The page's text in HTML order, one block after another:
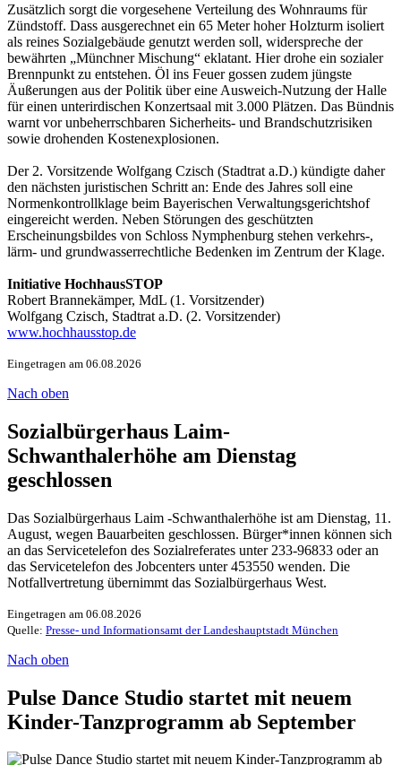
Zusätzlich sorgt die vorgesehene Verteilung des Wohnraums für
Zündstoff. Dass ausgerechnet ein 65 Meter hoher Holzturm isoliert
als reines Sozialgebäude genutzt werden soll, widerspreche der
bewährten „Münchner Mischung“ eklatant. Hier drohe ein sozialer
Brennpunkt zu entstehen. Öl ins Feuer gossen zudem jüngste
Äußerungen aus der Politik über eine Ausweich-Nutzung der Halle
für einen unterirdischen Konzertsaal mit 3.000 Plätzen. Das Bündnis
warnt vor unbeherrschbaren Sicherheits- und Brandschutzrisiken
sowie drohenden Kostenexplosionen.
Der 2. Vorsitzende Wolfgang Czisch (Stadtrat a.D.) kündigte daher
den nächsten juristischen Schritt an: Ende des Jahres soll eine
Normenkontrollklage beim Bayerischen Verwaltungsgerichtshof
eingereicht werden. Neben Störungen des geschützten
Erscheinungsbildes von Schloss Nymphenburg stehen verkehrs-,
lärm- und grundwasserrechtliche Bedenken im Zentrum der Klage.
Initiative HochhausSTOP
Robert Brannekämper, MdL (1. Vorsitzender)
Wolfgang Czisch, Stadtrat a.D. (2. Vorsitzender)
www.hochhausstop.de
Eingetragen am 06.08.2026
Nach oben
Sozialbürgerhaus Laim-
Schwanthalerhöhe am Dienstag
geschlossen
Das Sozialbürgerhaus Laim -Schwanthalerhöhe ist am Dienstag, 11.
August, wegen Bauarbeiten geschlossen. Bürger*innen können sich
an das Servicetelefon des Sozialreferates unter 233-96833 oder an
das Servicetelefon des Jobcenters unter 453550 wenden. Die
Notfallvertretung übernimmt das Sozialbürgerhaus West.
Eingetragen am 06.08.2026
Quelle: Presse- und Informationsamt der Landeshauptstadt München
Nach oben
Pulse Dance Studio startet mit neuem
Kinder-Tanzprogramm ab September